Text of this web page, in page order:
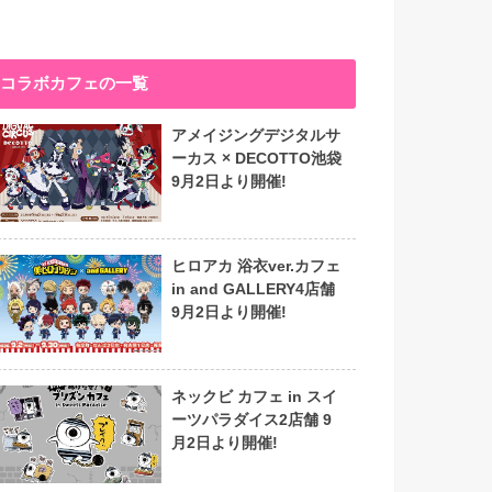
コラボカフェの一覧
アメイジングデジタルサ
ーカス × DECOTTO池袋
9月2日より開催!
ヒロアカ 浴衣ver.カフェ
in and GALLERY4店舗
9月2日より開催!
ネックビ カフェ in スイ
ーツパラダイス2店舗 9
月2日より開催!